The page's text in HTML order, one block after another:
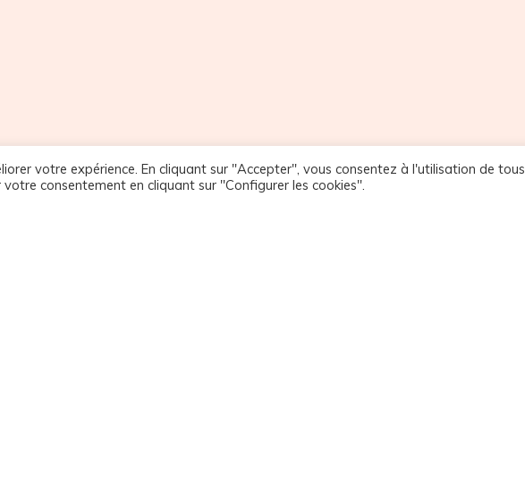
votre expérience. En cliquant sur "Accepter", vous consentez à l'utilisation de tous
consentement en cliquant sur "Configurer les cookies".